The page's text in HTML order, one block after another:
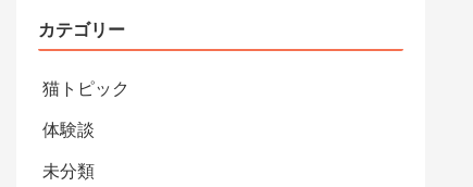
カテゴリー
猫トピック
体験談
未分類